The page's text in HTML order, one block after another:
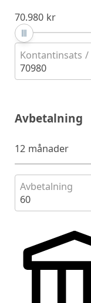
70.980 kr
Kontantinsats
70980
Avbetalning
12 månader
Avbetalning
60